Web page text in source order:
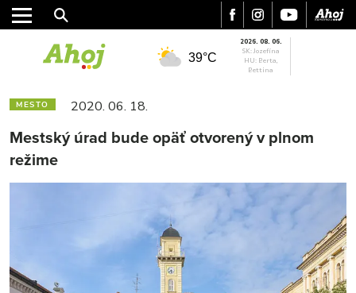
39°C
2026. 08. 06.
SK: Jozefína
HU: Berta,
Bettina
MESTO 2020. 06. 18.
Mestský úrad bude opäť otvorený v plnom
režime